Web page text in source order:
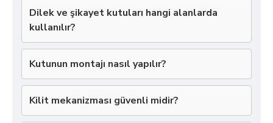
Dilek ve şikayet kutuları hangi alanlarda
kullanılır?
Kutunun montajı nasıl yapılır?
Kilit mekanizması güvenli midir?